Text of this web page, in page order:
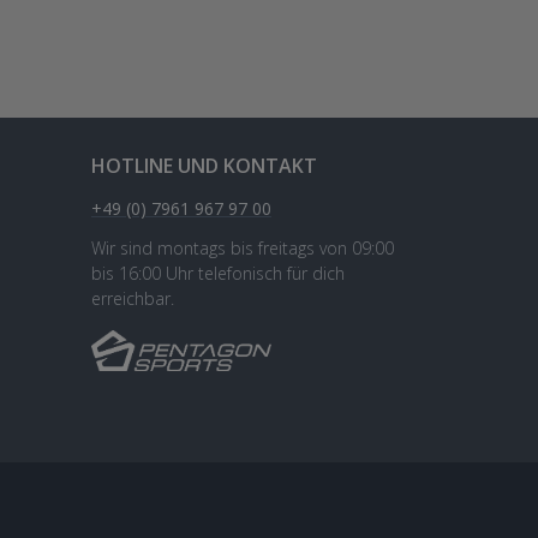
HOTLINE UND KONTAKT
+49 (0) 7961 967 97 00
Wir sind montags bis freitags von 09:00
bis 16:00 Uhr telefonisch für dich
erreichbar.